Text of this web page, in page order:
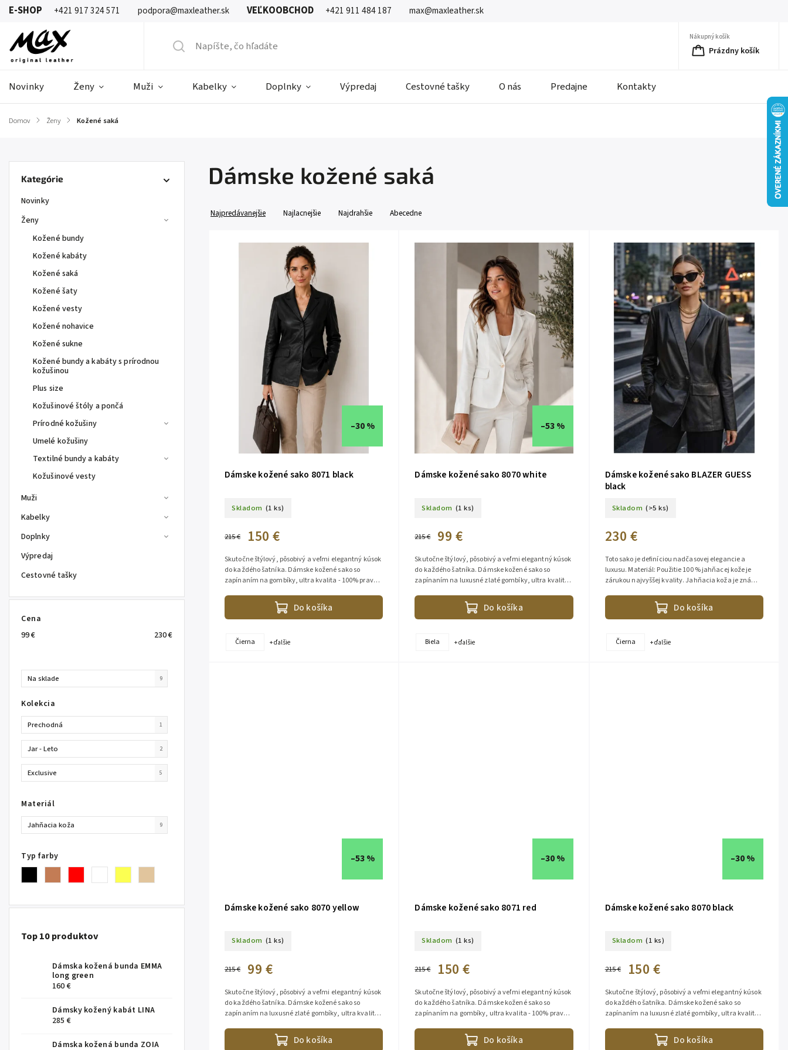
E-SHOP +421 917 324 571 podpora@maxleather.sk VEĽKOOBCHOD +421 911 484 187 max@maxleather.sk
Nákupný košík
Prázdny košík
Novinky Ženy Muži Kabelky Doplnky Výpredaj Cestovné tašky O nás Predajne Kontakty
Domov / Ženy / Kožené saká
Kategórie
Novinky
Ženy
Kožené bundy
Kožené kabáty
Kožené saká
Kožené šaty
Kožené vesty
Kožené nohavice
Kožené sukne
Kožené bundy a kabáty s prírodnou
kožušinou
Plus size
Kožušinové štóly a pončá
Prírodné kožušiny
Umelé kožušiny
Textilné bundy a kabáty
Kožušinové vesty
Muži
Kabelky
Doplnky
Výpredaj
Cestovné tašky
Cena
99€ 230€
Na sklade 9
Kolekcia
Prechodná 1
Jar - Leto 2
Exclusive 5
Materiál
Jahňacia koža 9
Typ farby
Top 10 produktov
Dámska kožená bunda EMMA
long green
160 €
Dámsky kožený kabát LINA
285 €
Dámska kožená bunda ZOIA
Dámske kožené saká
Najpredávanejšie Najlacnejšie Najdrahšie Abecedne
–30 %
Dámske kožené sako 8071 black
Skladom (1 ks)
215 € 150 €
Do košíka
Skutočne štýlový, pôsobivý a veľmi elegantný kúsok
do každého šatníka. Dámske kožené sako so
zapínaním na gombíky, ultra kvalita - 100% pravá
Čierna + ďalšie
–53 %
Dámske kožené sako 8070 white
Skladom (1 ks)
215 € 99 €
Do košíka
Skutočne štýlový, pôsobivý a veľmi elegantný kúsok
do každého šatníka. Dámske kožené sako so
zapínaním na luxusné zlaté gombíky, ultra kvalita -
Biela + ďalšie
Dámske kožené sako BLAZER GUESS
black
Skladom (>5 ks)
230 €
Do košíka
Toto sako je definíciou nadčasovej elegancie a
luxusu. Materiál: Použitie 100 % jahňacej kože je
zárukou najvyššej kvality. Jahňacia koža je známa
Čierna + ďalšie
–53 %
Dámske kožené sako 8070 yellow
Skladom (1 ks)
215 € 99 €
Do košíka
Skutočne štýlový, pôsobivý a veľmi elegantný kúsok
do každého šatníka. Dámske kožené sako so
zapínaním na luxusné zlaté gombíky, ultra kvalita -
–30 %
Dámske kožené sako 8071 red
Skladom (1 ks)
215 € 150 €
Do košíka
Skutočne štýlový, pôsobivý a veľmi elegantný kúsok
do každého šatníka. Dámske kožené sako so
zapínaním na gombíky, ultra kvalita - 100% pravá
–30 %
Dámske kožené sako 8070 black
Skladom (1 ks)
215 € 150 €
Do košíka
Skutočne štýlový, pôsobivý a veľmi elegantný kúsok
do každého šatníka. Dámske kožené sako so
zapínaním na luxusné zlaté gombíky, ultra kvalita -